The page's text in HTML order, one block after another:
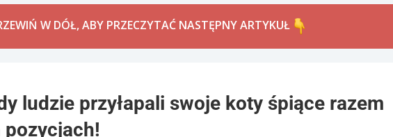
W DÓŁ, ABY PRZECZYTAĆ NASTĘPNY ARTYKUŁ
ludzie przyłapali swoje koty śpiące razem